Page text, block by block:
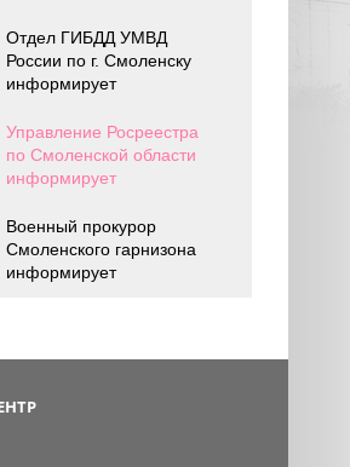
Отдел ГИБДД УМВД
России по г. Смоленску
информирует
Управление Росреестра
по Смоленской области
информирует
Военный прокурор
Смоленского гарнизона
информирует